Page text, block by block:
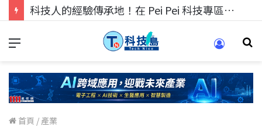
科技人找工作，就到TECH+ 科技專區!
首頁 / 產業